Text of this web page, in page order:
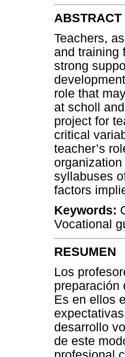
ABSTRACT
Teachers,
and training
strong
role that
at scholl
project for
critical
teacher’s
syllabuses
factors
Keywords:
Vocational
RESUMEN
Los
preparación
Es en ellos
desarrollo
de este